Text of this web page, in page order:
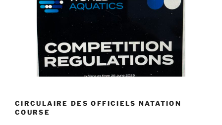
CIRCULAIRE DES OFFICIELS NATATION
COURSE